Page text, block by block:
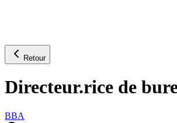
Retour
Directeur.rice de
BBA